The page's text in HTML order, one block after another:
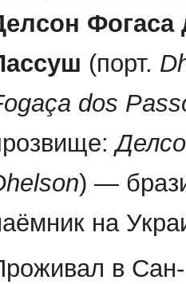
Фогаса
(порт.
dos
) —
на
в